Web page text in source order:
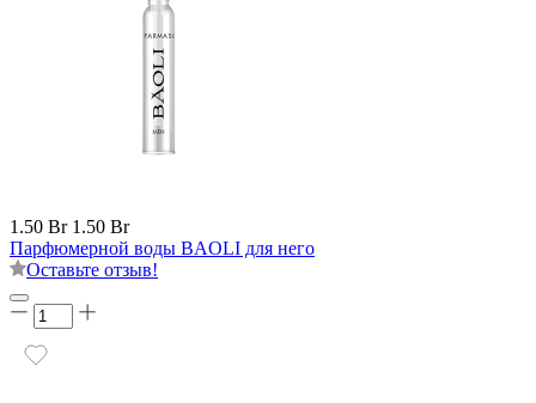
1.50 Br 1.50 Br
Парфюмерной воды BAOLI для него
Оставьте отзыв!